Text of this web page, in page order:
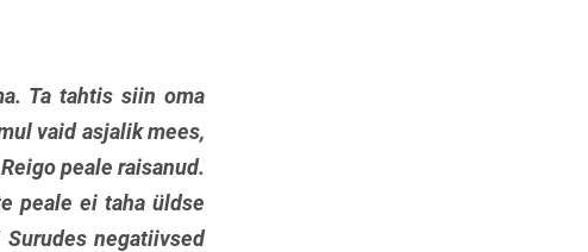
Ta tahtis siin oma
vaid asjalik mees,
peale raisanud.
peale ei taha üldse
negatiivsed